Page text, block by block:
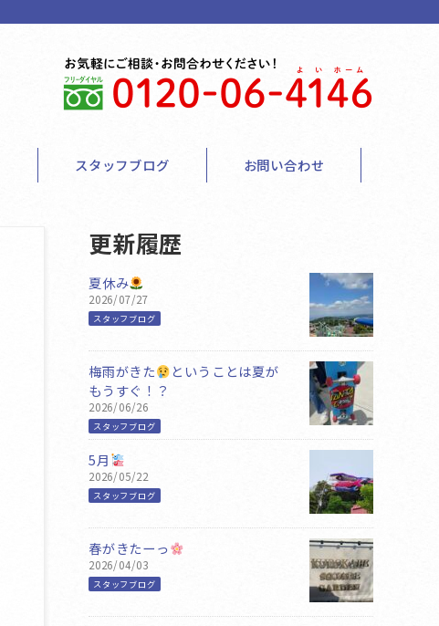
スタッフブログ お問い合わせ
更新履歴
夏休み
2026/07/27
スタッフブログ
梅雨がきた
ということは夏が
もうすぐ！？
2026/06/26
スタッフブログ
5月
2026/05/22
スタッフブログ
春がきたーっ
2026/04/03
スタッフブログ